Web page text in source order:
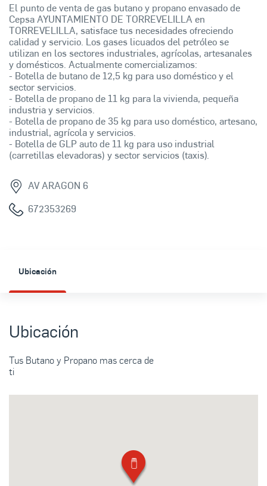
El punto de venta de gas butano y propano envasado de
Cepsa AYUNTAMIENTO DE TORREVELILLA en
TORREVELILLA, satisface tus necesidades ofreciendo
calidad y servicio. Los gases licuados del petróleo se
utilizan en los sectores industriales, agrícolas, artesanales
y domésticos. Actualmente comercializamos:
- Botella de butano de 12,5 kg para uso doméstico y el
sector servicios.
- Botella de propano de 11 kg para la vivienda, pequeña
industria y servicios.
- Botella de propano de 35 kg para uso doméstico, artesano,
industrial, agrícola y servicios.
- Botella de GLP auto de 11 kg para uso industrial
(carretillas elevadoras) y sector servicios (taxis).
AV ARAGON 6
672353269
Ubicación
Ubicación
Tus Butano y Propano mas cerca de
ti